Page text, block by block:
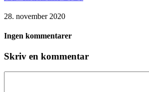
28. november 2020
Ingen kommentarer
Skriv en kommentar